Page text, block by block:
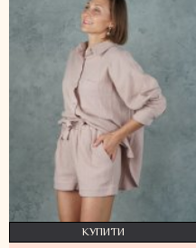
КУПИТИ